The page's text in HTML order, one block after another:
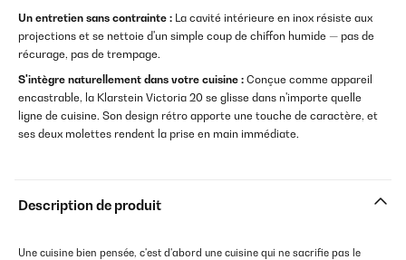
Un entretien sans contrainte : La cavité intérieure en inox résiste aux
projections et se nettoie d'un simple coup de chiffon humide — pas de
récurage, pas de trempage.
S'intègre naturellement dans votre cuisine : Conçue comme appareil
encastrable, la Klarstein Victoria 20 se glisse dans n'importe quelle
ligne de cuisine. Son design rétro apporte une touche de caractère, et
ses deux molettes rendent la prise en main immédiate.
Description de produit
Une cuisine bien pensée, c'est d'abord une cuisine qui ne sacrifie pas le